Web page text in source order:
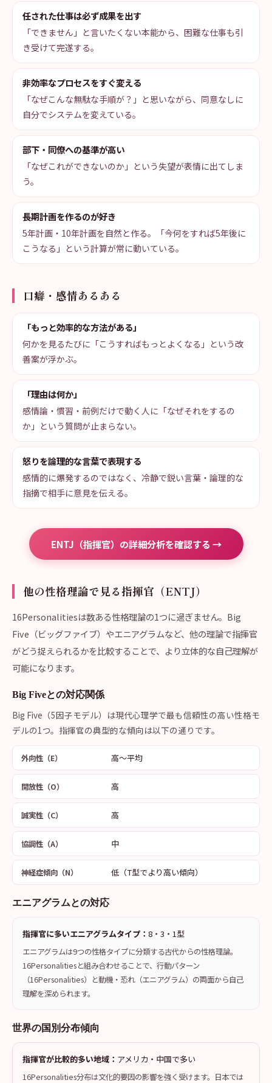
任された仕事は必ず成果を出す
「できません」と言いたくない本能から、困難な仕事も引
き受けて完遂する。
非効率なプロセスをすぐ変える
「なぜこんな無駄な手順が？」と思いながら、同意なしに
自分でシステムを変えている。
部下・同僚への基準が高い
「なぜこれができないのか」という失望が表情に出てしま
う。
長期計画を作るのが好き
5年計画・10年計画を自然と作る。「今何をすれば5年後に
こうなる」という計算が常に動いている。
口癖・感情あるある
「もっと効率的な方法がある」
何かを見るたびに「こうすればもっとよくなる」という改
善案が浮かぶ。
「理由は何か」
感情論・慣習・前例だけで動く人に「なぜそれをするの
か」という質問が止まらない。
怒りを論理的な言葉で表現する
感情的に爆発するのではなく、冷静で鋭い言葉・論理的な
指摘で相手に意見を伝える。
ENTJ（指揮官）の詳細分析を確認する →
他の性格理論で見る指揮官（ENTJ）
16Personalitiesは数ある性格理論の1つに過ぎません。Big
Five（ビッグファイブ）やエニアグラムなど、他の理論で指揮官
がどう捉えられるかを比較することで、より立体的な自己理解が
可能になります。
Big Fiveとの対応関係
Big Five（5因子モデル）は現代心理学で最も信頼性の高い性格モ
デルの1つ。指揮官の典型的な傾向は以下の通りです。
外向性（E） 高〜平均
開放性（O） 高
誠実性（C） 高
協調性（A） 中
神経症傾向（N） 低（T型でより高い傾向）
エニアグラムとの対応
指揮官に多いエニアグラムタイプ： 8・3・1型
エニアグラムは9つの性格タイプに分類する古代からの性格理論。
16Personalitiesと組み合わせることで、行動パターン
（16Personalities）と動機・恐れ（エニアグラム）の両面から自己
理解を深められます。
世界の国別分布傾向
指揮官が比較的多い地域： アメリカ・中国で多い
16Personalities分布は文化的要因の影響を強く受けます。日本では